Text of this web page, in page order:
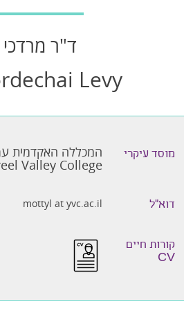
ד"ר מרדכי
Levy
מוסד עיקרי המכללה האקדמית
Valley College
דוא״ל mottyl at yvc.ac.il
קורות חיים
CV